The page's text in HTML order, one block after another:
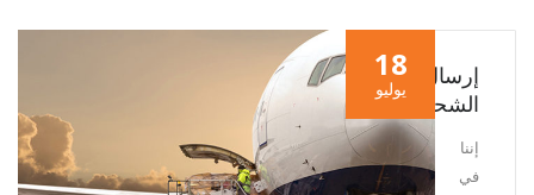
18
يوليو
إرسال
الشحنات
إننا
في